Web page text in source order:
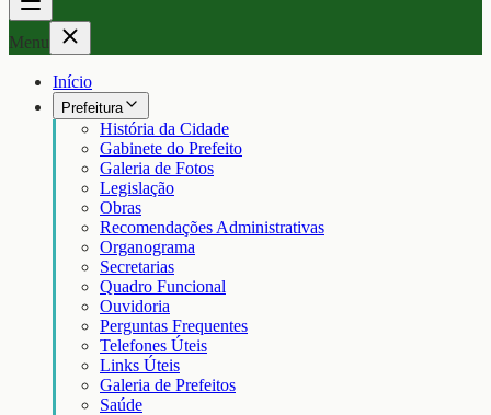
Menu
Início
Prefeitura
História da Cidade
Gabinete do Prefeito
Galeria de Fotos
Legislação
Obras
Recomendações Administrativas
Organograma
Secretarias
Quadro Funcional
Ouvidoria
Perguntas Frequentes
Telefones Úteis
Links Úteis
Galeria de Prefeitos
Saúde